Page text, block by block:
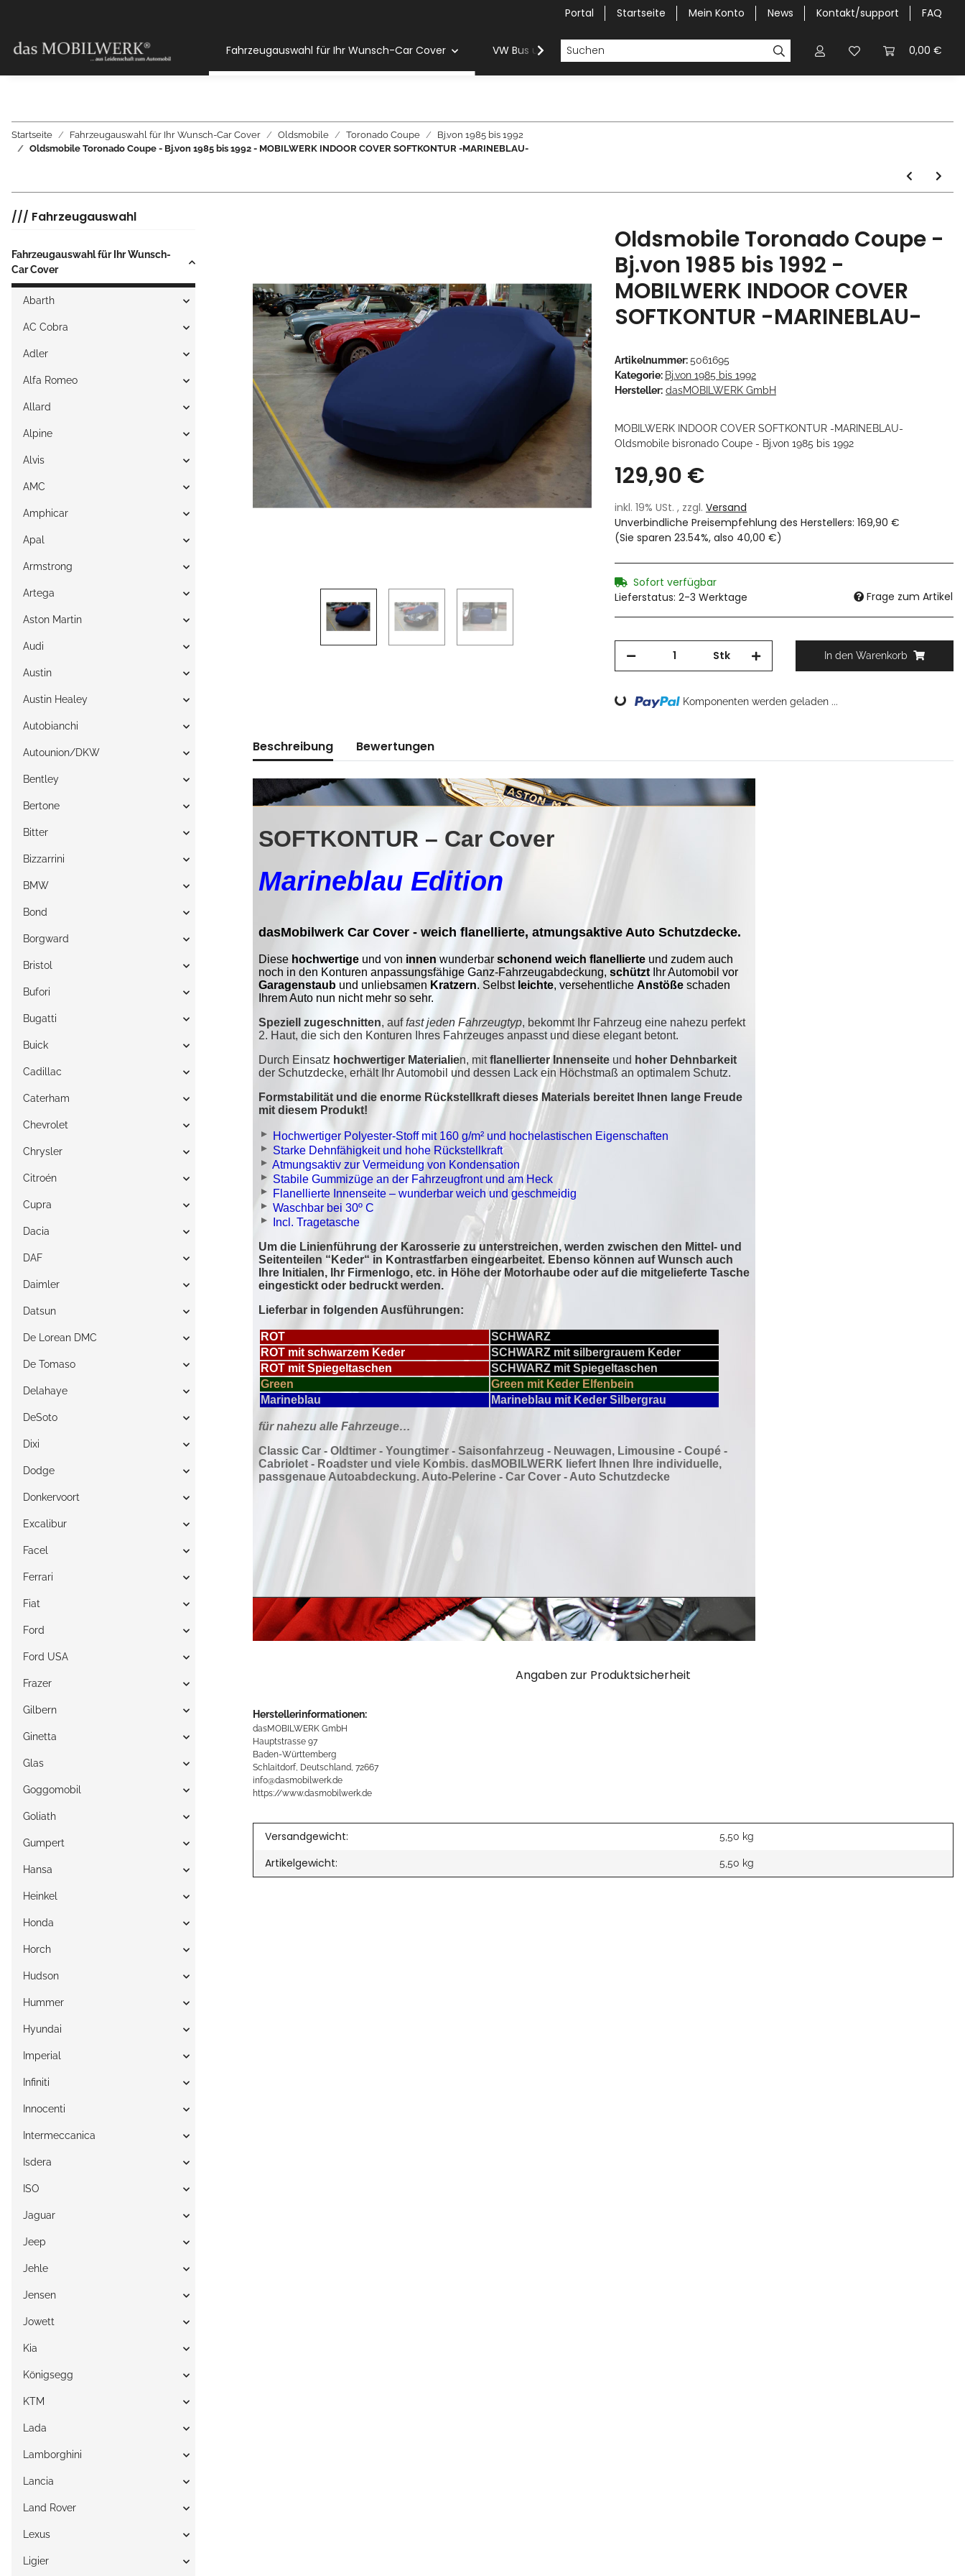
Portal Startseite Mein Konto News Kontakt/support FAQ
0,00 €
Fahrzeugauswahl für Ihr Wunsch-Car Cover VW Bus und Van Car Cover Halbgaragen / Kapuzen nach
Startseite Fahrzeugauswahl für Ihr Wunsch-Car Cover Oldsmobile Toronado Coupe
Bj.von 1985 bis 1992
Oldsmobile Toronado Coupe - Bj.von 1985 bis 1992 - MOBILWERK INDOOR COVER SOFTKONTUR -MARINEBLAU-
Oldsmobile Toronado Coupe -
Bj.von 1985 bis 1992 -
MOBILWERK INDOOR COVER
SOFTKONTUR -MARINEBLAU-
Artikelnummer:5061695
Kategorie: Bj.von 1985 bis 1992
Hersteller: dasMOBILWERK GmbH
MOBILWERK INDOOR COVER SOFTKONTUR -MARINEBLAU-
Oldsmobile bisronado Coupe - Bj.von 1985 bis 1992
129,90 €
inkl. 19% USt. , zzgl. Versand
Unverbindliche Preisempfehlung des Herstellers: 169,90 €
(Sie sparen 23.54%, also 40,00 €)
Sofort verfügbar
Lieferstatus: 2-3 Werktage
Frage zum Artikel
Stk In den Warenkorb
Loading... Komponenten werden geladen ...
Beschreibung Bewertungen
Angaben zur Produktsicherheit
Herstellerinformationen:
dasMOBILWERK GmbH
Hauptstrasse 97
Baden-Württemberg
Schlaitdorf, Deutschland, 72667
info@dasmobilwerk.de
https://www.dasmobilwerk.de
Versandgewicht: 5,50 kg
Artikelgewicht: 5,50 kg
/// Fahrzeugauswahl
Fahrzeugauswahl für Ihr Wunsch-
Car Cover
Abarth
AC Cobra
Adler
Alfa Romeo
Allard
Alpine
Alvis
AMC
Amphicar
Apal
Armstrong
Artega
Aston Martin
Audi
Austin
Austin Healey
Autobianchi
Autounion/DKW
Bentley
Bertone
Bitter
Bizzarrini
BMW
Bond
Borgward
Bristol
Bufori
Bugatti
Buick
Cadillac
Caterham
Chevrolet
Chrysler
Citroén
Cupra
Dacia
DAF
Daimler
Datsun
De Lorean DMC
De Tomaso
Delahaye
DeSoto
Dixi
Dodge
Donkervoort
Excalibur
Facel
Ferrari
Fiat
Ford
Ford USA
Frazer
Gilbern
Ginetta
Glas
Goggomobil
Goliath
Gumpert
Hansa
Heinkel
Honda
Horch
Hudson
Hummer
Hyundai
Imperial
Infiniti
Innocenti
Intermeccanica
Isdera
ISO
Jaguar
Jeep
Jehle
Jensen
Jowett
Kia
Königsegg
KTM
Lada
Lamborghini
Lancia
Land Rover
Lexus
Ligier